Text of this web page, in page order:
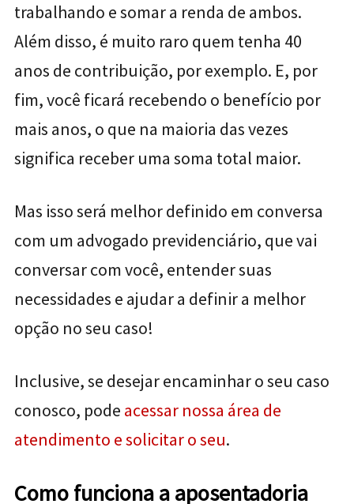
trabalhando e somar a renda de ambos.
Além disso, é muito raro quem tenha 40
anos de contribuição, por exemplo. E, por
fim, você ficará recebendo o benefício por
mais anos, o que na maioria das vezes
significa receber uma soma total maior.
Mas isso será melhor definido em conversa
com um advogado previdenciário, que vai
conversar com você, entender suas
necessidades e ajudar a definir a melhor
opção no seu caso!
Inclusive, se desejar encaminhar o seu caso
conosco, pode acessar nossa área de
atendimento e solicitar o seu.
Como funciona a aposentadoria